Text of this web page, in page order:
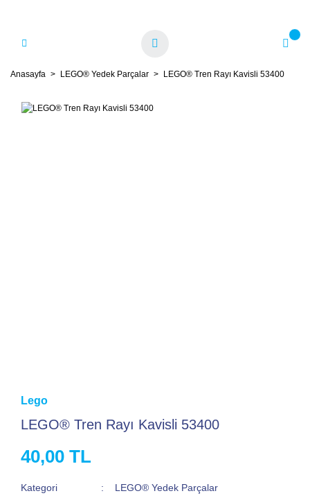
Anasayfa LEGO® Yedek Parçalar LEGO® Tren Rayı Kavisli 53400
Lego
LEGO® Tren Rayı Kavisli 53400
40,00 TL
Kategori
LEGO® Yedek Parçalar